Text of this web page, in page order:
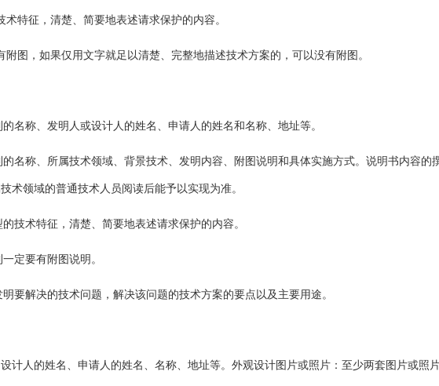
征，清楚、简要地表述请求保护的内容。
图，如果仅用文字就足以清楚、完整地描述技术方案的，可以没有附图。
称、发明人或设计人的姓名、申请人的姓名和名称、地址等。
称、所属技术领域、背景技术、发明内容、附图说明和具体实施方式。说明书内容的
术领域的普通技术人员阅读后能予以实现为准。
术特征，清楚、简要地表述请求保护的内容。
定要有附图说明。
解决的技术问题，解决该问题的技术方案的要点以及主要用途。
人的姓名、申请人的姓名、名称、地址等。外观设计图片或照片：至少两套图片或照